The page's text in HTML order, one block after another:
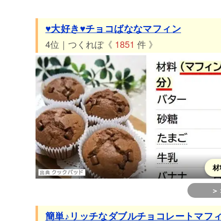
♥大好き♥チョコばななマフィン
4位｜つくれぽ《 1851 件 》
材
簡単♪リッチなダブルチョコレートマフ